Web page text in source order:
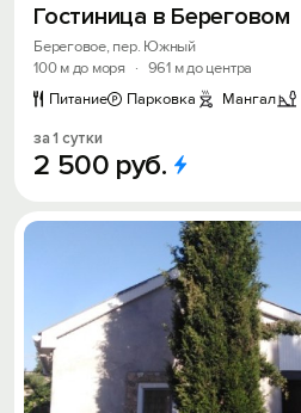
Гостиница в Береговом
Береговое, пер. Южный
100 м до моря
· 961 м до центра
Питание
Парковка Мангал
за 1 сутки
2 500 руб.